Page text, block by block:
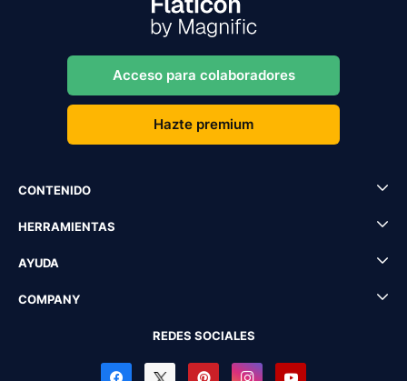
Acceso para colaboradores
Hazte premium
CONTENIDO
HERRAMIENTAS
AYUDA
COMPANY
REDES SOCIALES